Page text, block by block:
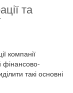
та
компанії
фінансово-
такі основні